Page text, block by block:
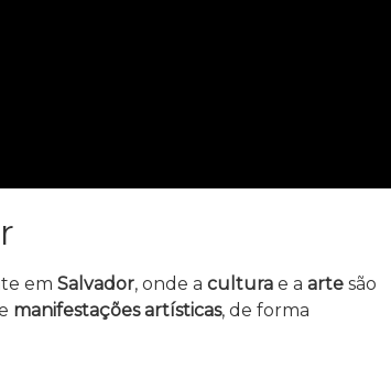
em Salvador, onde a cultura e a arte são
manifestações artísticas, de forma